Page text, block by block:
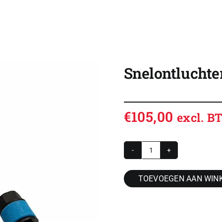
CONTACT
CONFIGURATOR
VACATURES
ACCOUNT / INLOG
WINKELWAGEN
€105,00 excl.
Snelontluchter
set
aantal
TOEVOEGEN AAN